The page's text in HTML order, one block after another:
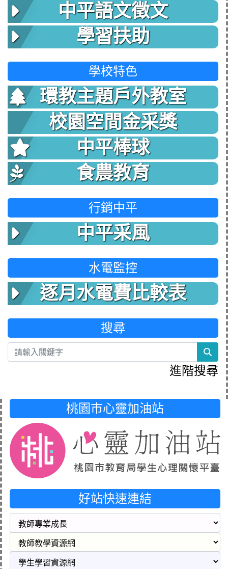
中平語文徵文
學習扶助
學校特色
環教主題戶外教室
校園空間金采獎
中平棒球
食農教育
行銷中平
中平采風
水電監控
逐月水電費比較表
搜尋
進階搜尋
桃園市心靈加油站
好站快速連結